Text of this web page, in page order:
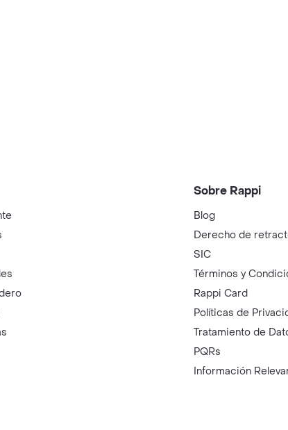
Sobre Rappi
Blog
Derecho de
SIC
Términos y
Rappi Card
Políticas de
Tratamiento de
PQRs
Información